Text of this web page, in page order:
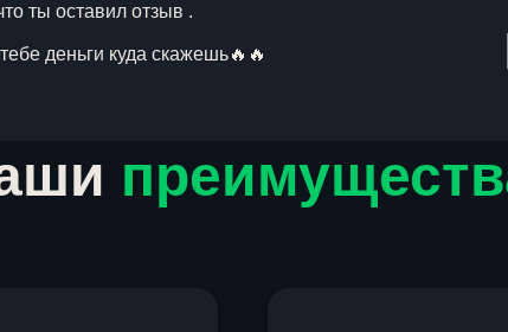
ты оставил отзыв .
деньги куда скажешь🔥🔥